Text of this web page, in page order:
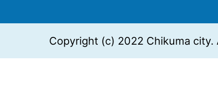
Copyright (c) 2022 Chikuma city.